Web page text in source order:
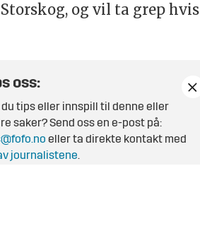
og vil ta grep hvis
oss:
du tips eller innspill til denne eller
saker? Send oss en e-post på:
eller ta direkte kontakt med
journalistene.